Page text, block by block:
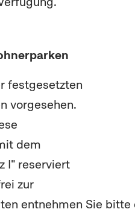
festgesetzten
vorgesehen.
dem
I" reserviert
zur
entnehmen Sie